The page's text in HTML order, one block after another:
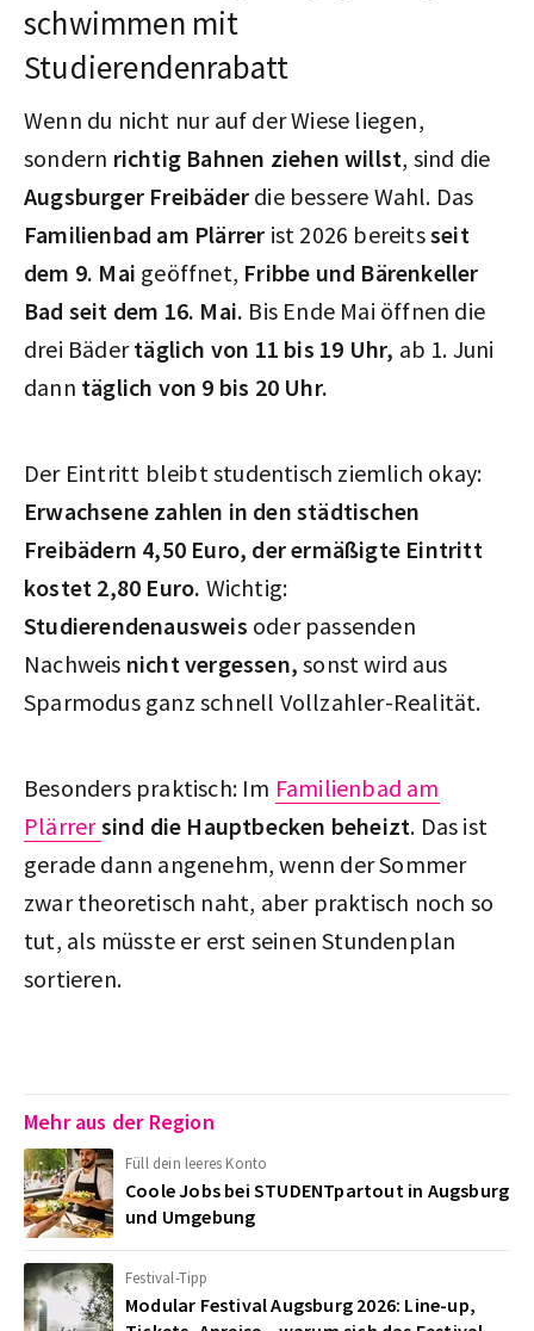
schwimmen mit
Studierendenrabatt
Wenn du nicht nur auf der Wiese liegen,
sondern richtig Bahnen ziehen willst, sind die
Augsburger Freibäder die bessere Wahl. Das
Familienbad am Plärrer ist 2026 bereitsseit
dem 9. Mai geöffnet, Fribbe und Bärenkeller
Bad seit dem 16. Mai. Bis Ende Mai öffnen die
drei Bädertäglich von 11 bis 19 Uhr, ab 1. Juni
dann täglich von 9 bis 20 Uhr.
Der Eintritt bleibt studentisch ziemlich okay:
Erwachsene zahlen in den städtischen
Freibädern 4,50 Euro, der ermäßigte Eintritt
kostet 2,80 Euro. Wichtig:
Studierendenausweis oder passenden
Nachweis nicht vergessen, sonst wird aus
Sparmodus ganz schnell Vollzahler-Realität.
Besonders praktisch: Im Familienbad am
Plärrersind die Hauptbecken beheizt. Das ist
gerade dann angenehm, wenn der Sommer
zwar theoretisch naht, aber praktisch noch so
tut, als müsste er erst seinen Stundenplan
sortieren.
Mehr aus der Region
Füll dein leeres Konto
Coole Jobs bei STUDENTpartout in Augsburg
und Umgebung
Festival-Tipp
Modular Festival Augsburg 2026: Line-up,